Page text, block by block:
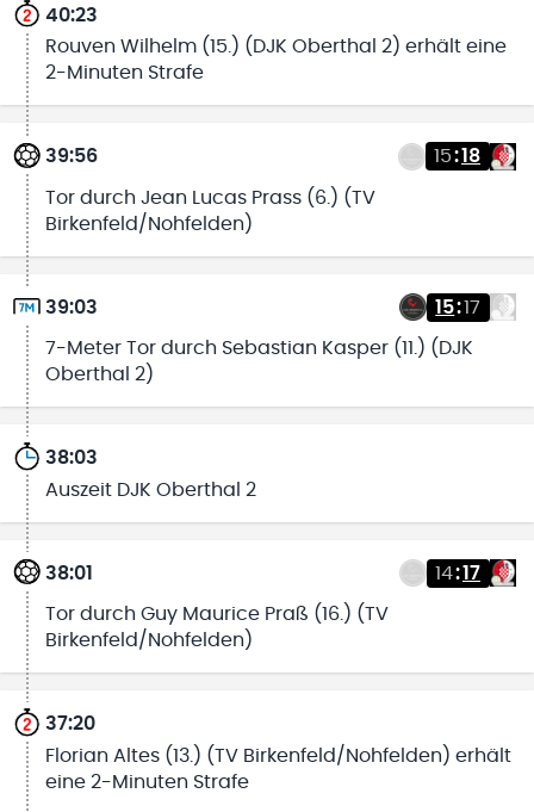
40:23
Rouven Wilhelm (15.) (DJK Oberthal 2) erhält eine
2-Minuten Strafe
39:56 15:18
Tor durch Jean Lucas Prass (6.) (TV
Birkenfeld/Nohfelden)
39:03 15:17
7-Meter Tor durch Sebastian Kasper (11.) (DJK
Oberthal 2)
38:03
Auszeit DJK Oberthal 2
38:01 14:17
Tor durch Guy Maurice Praß (16.) (TV
Birkenfeld/Nohfelden)
37:20
Florian Altes (13.) (TV Birkenfeld/Nohfelden) erhält
eine 2-Minuten Strafe